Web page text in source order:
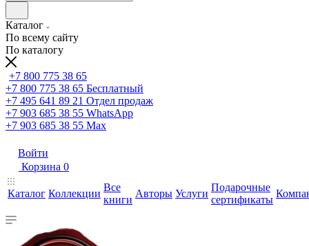
Каталог
По всему сайту
По каталогу
+7 800 775 38 65
+7 800 775 38 65 Бесплатный
+7 495 641 89 21 Отдел продаж
+7 903 685 38 55 WhatsApp
+7 903 685 38 55 Max
Войти
Корзина 0
Каталог Коллекции
Все
книги
Авторы Услуги
Подарочные
сертификаты